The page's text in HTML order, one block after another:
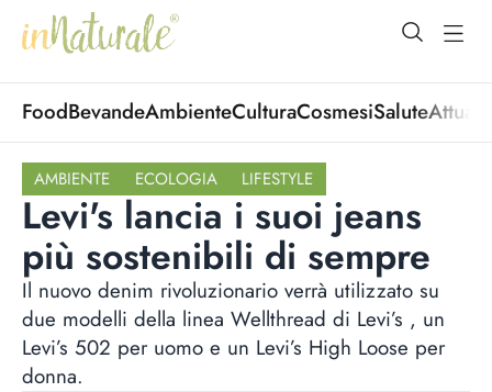
open
FoodBevandeAmbienteCulturaCosmesiSalute
AMBIENTE ECOLOGIA LIFESTYLE
Levi's lancia i suoi jeans
più sostenibili di sempre
Il nuovo denim rivoluzionario verrà utilizzato su
due modelli della linea Wellthread di Levi’s , un
Levi’s 502 per uomo e un Levi’s High Loose per
donna.